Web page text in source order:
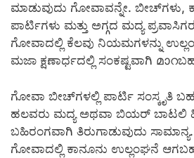
ಮಾಡುವುದು ಗೋವಾವನ್ನೇ. ಬೀಚ್‌ಗಳು,
ಪಾರ್ಟಿಗಳು ಮತ್ತು ಅಗ್ಗದ ಮದ್ಯ
ಗೋವಾದಲ್ಲಿ ಕೆಲವು ನಿಯಮಗಳನ್ನು
ಮಜಾ ಕ್ಷಣಾರ್ಧದಲ್ಲಿ ಸಂಕಷ್ಟವಾಗಿ
ಗೋವಾ ಬೀಚ್‌ಗಳಲ್ಲಿ ಪಾರ್ಟಿ ಸಂಸ್ಕೃತಿ
ಹಲವರು ಮದ್ಯ ಅಥವಾ ಬಿಯರ್ ಬಾಟಲಿ
ಬಹಿರಂಗವಾಗಿ ತಿರುಗಾಡುವುದು
ಗೋವಾದಲ್ಲಿ ಕಾನೂನು ಉಲ್ಲಂಘನೆ